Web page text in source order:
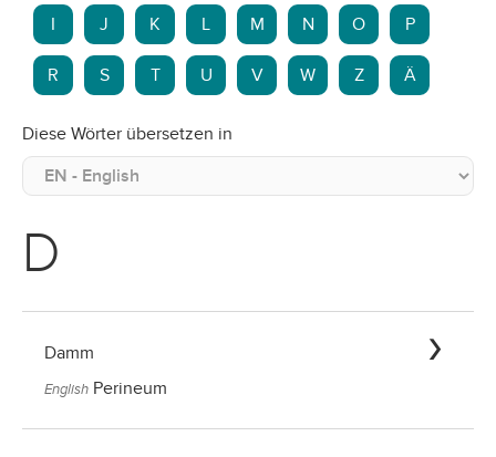
J K L M N O P
R S T U V W Z Ä
Diese Wörter übersetzen in
D
Damm
English Perineum